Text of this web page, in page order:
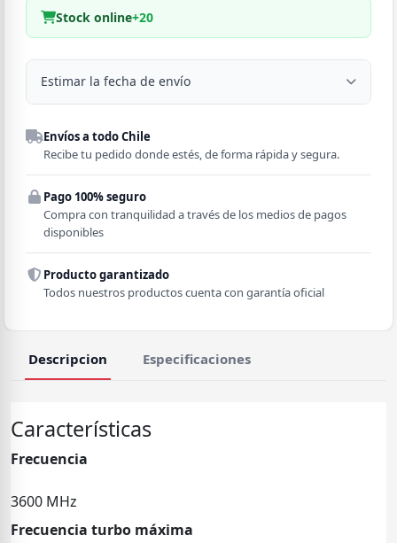
Stock online+20
Estimar la fecha de envío
Despacho a domicilio
Región
Comuna
Envíos a todo Chile
Recibe tu pedido donde estés, de forma rápida y segura.
Pago 100% seguro
Compra con tranquilidad a través de los medios de pagos
disponibles
Producto garantizado
Todos nuestros productos cuenta con garantía oficial
Descripcion Especificaciones
Características
Frecuencia
3600 MHz
Frecuencia turbo máxima